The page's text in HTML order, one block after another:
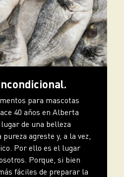
para mascotas
40 años en Alberta
lugar de una belleza
agreste y, a la vez,
Por ello es el lugar
Porque, si bien
fáciles de preparar la